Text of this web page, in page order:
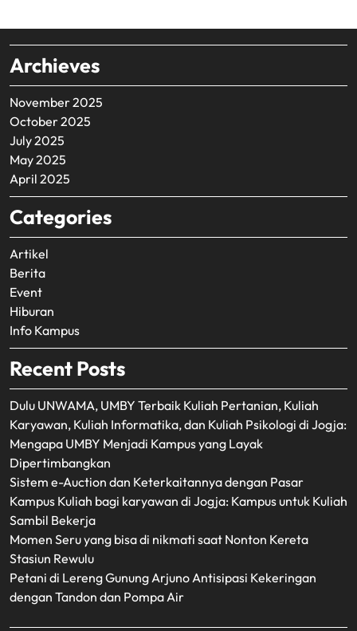
Archieves
November 2025
October 2025
July 2025
May 2025
April 2025
Categories
Artikel
Berita
Event
Hiburan
Info Kampus
Recent Posts
Dulu UNWAMA, UMBY Terbaik Kuliah Pertanian, Kuliah
Karyawan, Kuliah Informatika, dan Kuliah Psikologi di Jogja:
Mengapa UMBY Menjadi Kampus yang Layak
Dipertimbangkan
Sistem e-Auction dan Keterkaitannya dengan Pasar
Kampus Kuliah bagi karyawan di Jogja: Kampus untuk Kuliah
Sambil Bekerja
Momen Seru yang bisa di nikmati saat Nonton Kereta
Stasiun Rewulu
Petani di Lereng Gunung Arjuno Antisipasi Kekeringan
dengan Tandon dan Pompa Air